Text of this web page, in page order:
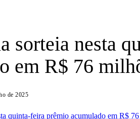
sorteia nesta
em R$ 76
de 2025